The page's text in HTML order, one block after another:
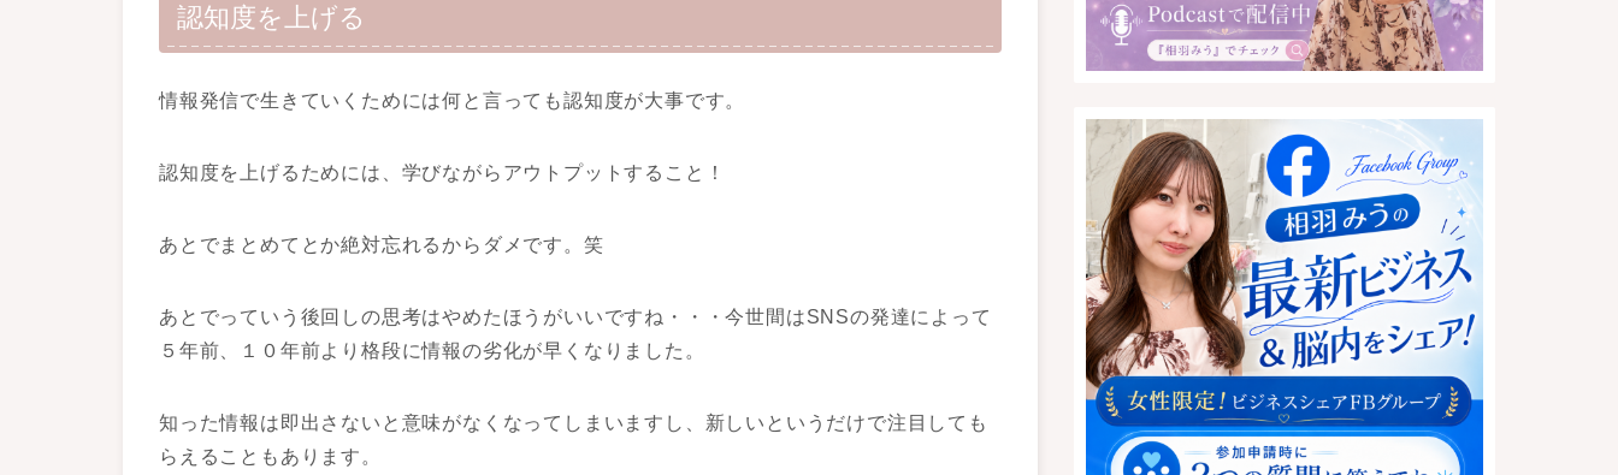
認知度を上げる
情報発信で生きていくためには何と言っても認知度が大事です。
認知度を上げるためには、学びながらアウトプットすること！
あとでまとめてとか絶対忘れるからダメです。笑
あとでっていう後回しの思考はやめたほうがいいですね・・・今世間はSNSの発達によって
５年前、１０年前より格段に情報の劣化が早くなりました。
知った情報は即出さないと意味がなくなってしまいますし、新しいというだけで注目しても
らえることもあります。